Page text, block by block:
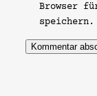
Browser
speichern.